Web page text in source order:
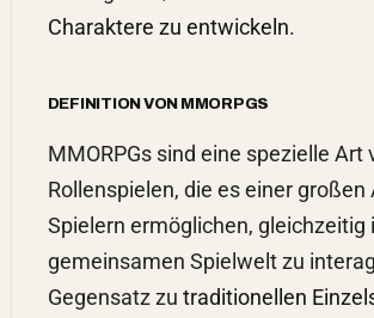
Charaktere zu entwickeln.
DEFINITION VON MMORPGS
MMORPGs sind eine spezielle Art von Online-
Rollenspielen, die es einer großen
Spielern ermöglichen, gleichzeitig
gemeinsamen Spielwelt zu
Gegensatz zu traditionellen